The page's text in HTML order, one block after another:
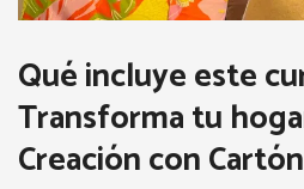
Qué incluye este
Transforma tu
Creación con